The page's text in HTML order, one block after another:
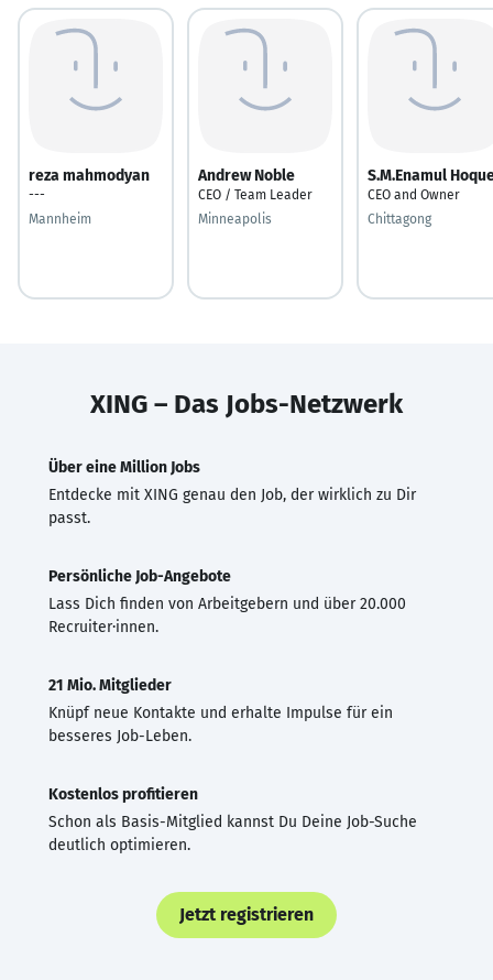
reza mahmodyan
---
Mannheim
Andrew Noble
CEO / Team Leader
Minneapolis
S.M.Enamul
CEO and Owner
Chittagong
XING – Das Jobs-Netzwerk
Über eine Million Jobs
Entdecke mit XING genau den Job, der wirklich zu Dir
passt.
Persönliche Job-Angebote
Lass Dich finden von Arbeitgebern und über 20.000
Recruiter·innen.
21 Mio. Mitglieder
Knüpf neue Kontakte und erhalte Impulse für ein
besseres Job-Leben.
Kostenlos profitieren
Schon als Basis-Mitglied kannst Du Deine Job-Suche
deutlich optimieren.
Jetzt registrieren